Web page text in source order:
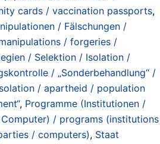
cards / vaccination passports,
/ Fälschungen /
/ forgeries /
/ Selektion / Isolation /
/ „Sonderbehandlung“ /
/ apartheid / population
, Programme (Institutionen /
/ programs (institutions
/ computers), Staat